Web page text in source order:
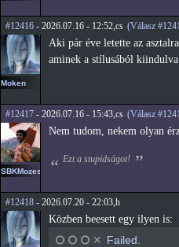
#12416 - 2026.07.16 - 12:52,cs (Válasz
Moken
Aki pár éve letette az
aminek a stílusából kiindulva
#12417 - 2026.07.16 - 15:43,cs (Válasz
SBKMozes
Nem tudom, nekem olyan
Ezt a stupidságot!
#12418 - 2026.07.20 - 22:03,h
Közben beesett egy ilyen is:
⭘ ⭘ ⭘ ✕ Failed.